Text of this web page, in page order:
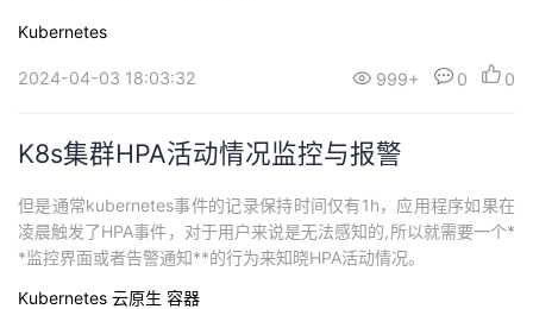
Kubernetes
2024-04-03 18:03:32 999+ 0 0
K8s集群HPA活动情况监控与报警
但是通常kubernetes事件的记录保持时间仅有1h，应用程序如果在
凌晨触发了HPA事件，对于用户来说是无法感知的,所以就需要一个*
*监控界面或者告警通知**的行为来知晓HPA活动情况。
Kubernetes 云原生 容器